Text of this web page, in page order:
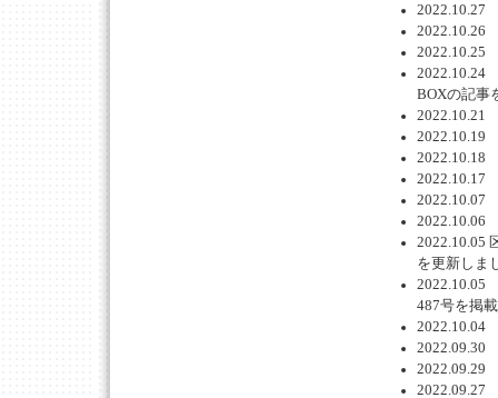
2022.10.27
2022.10.26
2022.10.25
2022.10.24
BOXの記事
2022.10.21
2022.10.19
2022.10.18
2022.10.17
2022.10.07
2022.10.06
2022.10.05
を更新しま
2022.10.05
487号を掲
2022.10.04
2022.09.30
2022.09.29
2022.09.27